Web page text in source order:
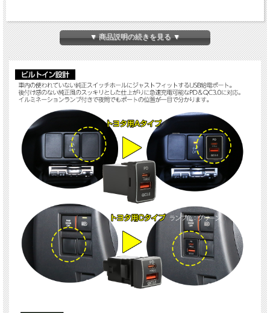
商品概要
■品番：I-623
■ビルトインUSB給電ポート
■形状：トヨタ用Cタイプ
■対応車種：適合表に記載
■入数：数量1で1個
■適合車種：表を参照
※適合表記載の車種であってもグレード、オプションの有無により スイッチホー
ルに空きがなく取り付けが出来ない場合がございます。
※記載車種は一例です。適合多数のため、 取付可能かは製品サイズを目安にご判
断下さい。
▼ 商品説明の続きを見る ▼